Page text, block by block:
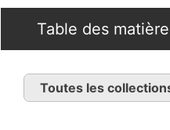
Table des
Toutes les